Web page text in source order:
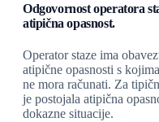
Odgovornost operatora
atipična opasnost.
Operator staze ima
atipične opasnosti s
ne mora računati. Za
je postojala atipična
dokazne situacije.